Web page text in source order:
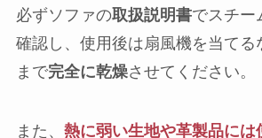
必ずソファの取扱説明書でスチー
確認し、使用後は扇風機を当てる
まで完全に乾燥させてください。
また、 熱に弱い生地や革製品には